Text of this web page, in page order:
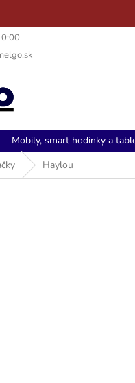
Mobily, smart hodinky a
Haylou